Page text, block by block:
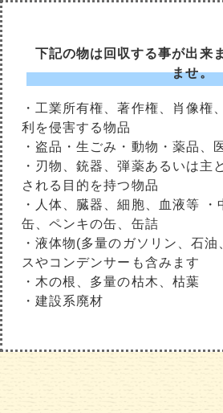
下記の物は回収する事が出来
ませ。
・工業所有権、著作権、肖像権
利を侵害する物品
・盗品・生ごみ・動物・薬品、
・刃物、銃器、弾薬あるいは主
される目的を持つ物品
・人体、臓器、細胞、血液等
缶、ペンキの缶、缶詰
・液体物(多量のガソリン、石
スやコンデンサーも含みます
・木の根、多量の枯木、枯葉
・建設系廃材